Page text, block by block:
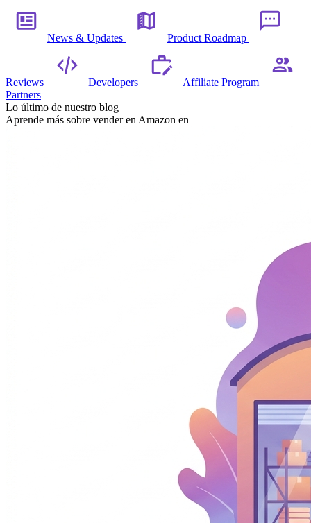
News & Updates Product Roadmap
Reviews Developers
Affiliate Program
Partners
Lo último de nuestro blog
Aprende más sobre vender en Amazon en